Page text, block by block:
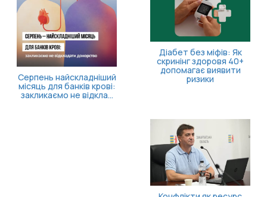
найскладніший
для банків крові:
не відкла...
Діабет без міфів: Як
скринінг здоровя 40+
допомагає виявити